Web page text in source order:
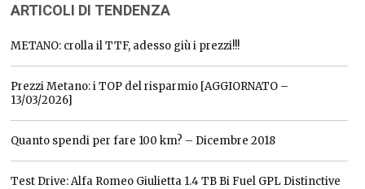
ARTICOLI DI TENDENZA
METANO: crolla il TTF, adesso giù i prezzi!!!
Prezzi Metano: i TOP del risparmio [AGGIORNATO –
13/03/2026]
Quanto spendi per fare 100 km? – Dicembre 2018
Test Drive: Alfa Romeo Giulietta 1.4 TB Bi Fuel GPL Distinctive